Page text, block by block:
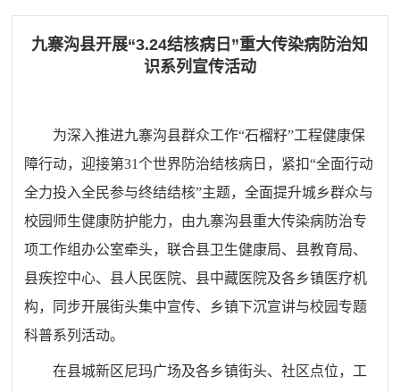
九寨沟县开展“3.24结核病日”重大传染病防治知
识系列宣传活动
为深入推进九寨沟县群众工作“石榴籽”工程健康保
障行动，迎接第31个世界防治结核病日，紧扣“全面行动
全力投入全民参与终结结核”主题，全面提升城乡群众与
校园师生健康防护能力，由九寨沟县重大传染病防治专
项工作组办公室牵头，联合县卫生健康局、县教育局、
县疾控中心、县人民医院、县中藏医院及各乡镇医疗机
构，同步开展街头集中宣传、乡镇下沉宣讲与校园专题
科普系列活动。
在县城新区尼玛广场及各乡镇街头、社区点位，工